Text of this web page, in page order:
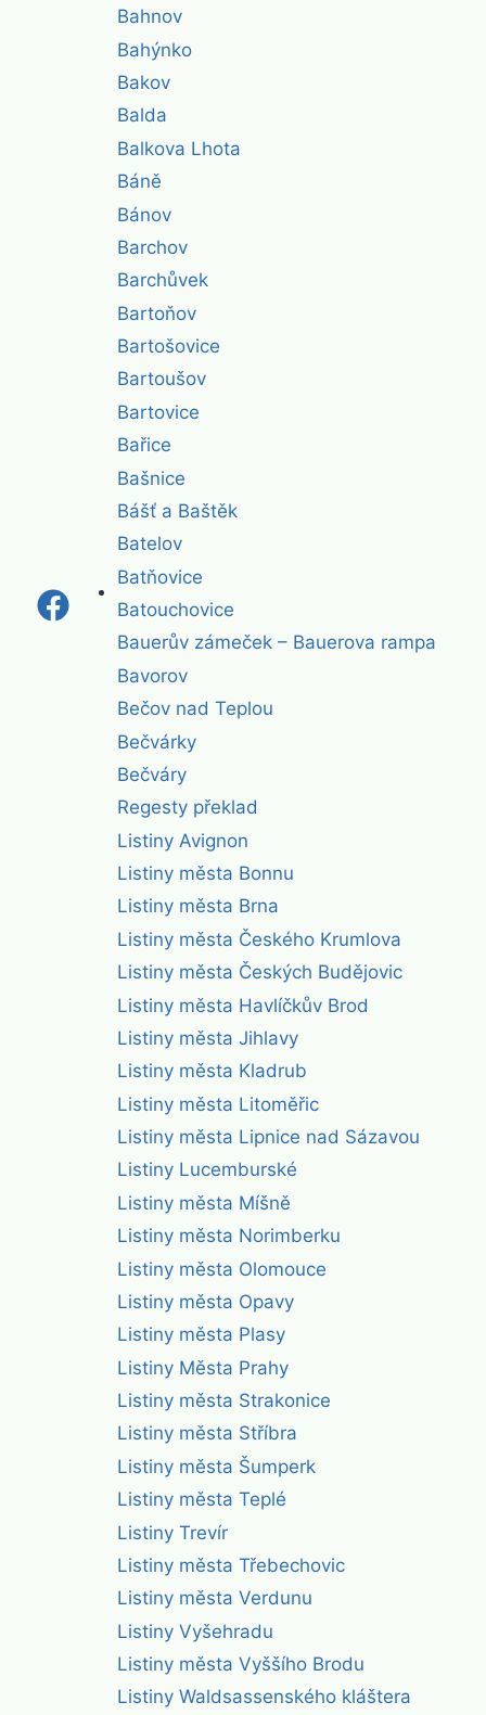
Bahnov
Bahýnko
Bakov
Balda
Balkova Lhota
Báně
Bánov
Barchov
Barchůvek
Bartoňov
Bartošovice
Bartoušov
Bartovice
Bařice
Bašnice
Bášť a Baštěk
Batelov
Batňovice
Batouchovice
Bauerův zámeček – Bauerova rampa
Bavorov
Bečov nad Teplou
Bečvárky
Bečváry
Regesty překlad
Listiny Avignon
Listiny města Bonnu
Listiny města Brna
Listiny města Českého Krumlova
Listiny města Českých Budějovic
Listiny města Havlíčkův Brod
Listiny města Jihlavy
Listiny města Kladrub
Listiny města Litoměřic
Listiny města Lipnice nad Sázavou
Listiny Lucemburské
Listiny města Míšně
Listiny města Norimberku
Listiny města Olomouce
Listiny města Opavy
Listiny města Plasy
Listiny Města Prahy
Listiny města Strakonice
Listiny města Stříbra
Listiny města Šumperk
Listiny města Teplé
Listiny Trevír
Listiny města Třebechovic
Listiny města Verdunu
Listiny Vyšehradu
Listiny města Vyššího Brodu
Listiny Waldsassenského kláštera